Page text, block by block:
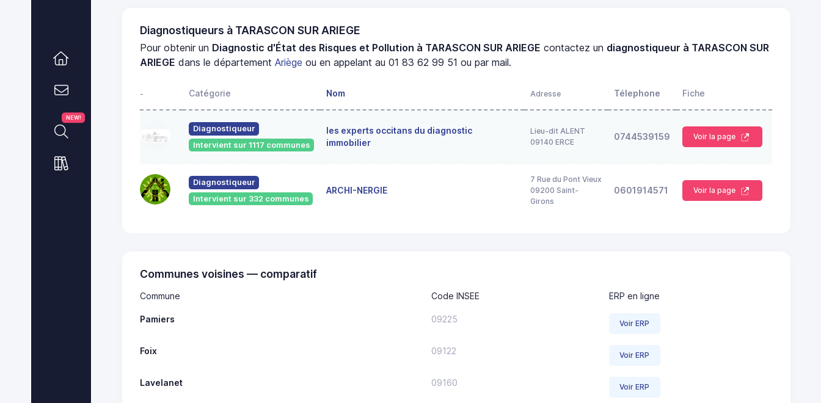
NEW!
Diagnostiqueurs à TARASCON SUR ARIEGE
Pour obtenir un Diagnostic d'État des Risques et Pollution à TARASCON SUR ARIEGE contactez un diagnostiqueur à TARASCON SUR
ARIEGE dans le départementAriège ou en appelant au 01 83 62 99 51 ou par mail.
- Catégorie Nom Adresse Télephone Fiche
Diagnostiqueur
Intervient sur 1117 communes
les experts occitans du diagnostic
immobilier
Lieu-dit ALENT
09140 ERCE
0744539159 Voir la page
Diagnostiqueur
Intervient sur 332 communes
ARCHI-NERGIE
7 Rue du Pont Vieux
09200 Saint-
Girons
0601914571 Voir la page
Communes voisines — comparatif
Commune Code INSEE ERP en ligne
Pamiers 09225 Voir ERP
Foix 09122 Voir ERP
Lavelanet 09160 Voir ERP